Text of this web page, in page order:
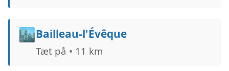
🏙️Bailleau-l'Évêque
Tæt på • 11 km